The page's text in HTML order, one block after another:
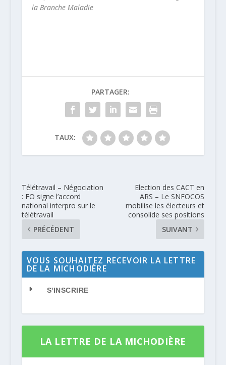
la Branche Maladie
PARTAGER:
TAUX:
Télétravail – Négociation
: FO signe l’accord
national interpro sur le
télétravail
PRÉCÉDENT
Election des CACT en
ARS – Le SNFOCOS
mobilise les électeurs et
consolide ses positions
SUIVANT
VOUS SOUHAITEZ RECEVOIR LA LETTRE
DE LA MICHODIÈRE
S'INSCRIRE
LA LETTRE DE LA MICHODIÈRE